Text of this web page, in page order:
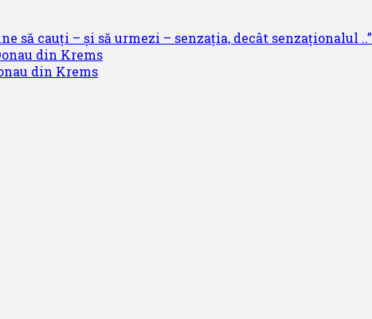
să cauți – și să urmezi – senzația, decât senzaționalul ..”
din Krems
din Krems